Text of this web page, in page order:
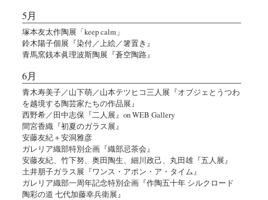
5月
塚本友太作陶展「keep calm」
鈴木陽子個展『染付／上絵／箸置き』
青馬窯銭本眞理波斯陶展『蒼空陶路』
6月
青木寿美子／山下萌／山本テツヒコ三人展『オブジェとうつわ
を越境する陶芸家たちの作品展』
西野希／田中志保『二人展』on WEB Gallery
間宮香織『初夏のガラス展』
安藤友紀＋安洞雅彦
ガレリア織部特別企画『織部忌茶会』
安藤友紀、竹下努、奥田陶生、細川政己、丸田雄『五人展』
土井朋子ガラス展『ワンス・アポン・ア・タイム』
ガレリア織部一周年記念特別企画『作陶五十年 シルクロード
陶彩の道 七代加藤幸兵衛展』